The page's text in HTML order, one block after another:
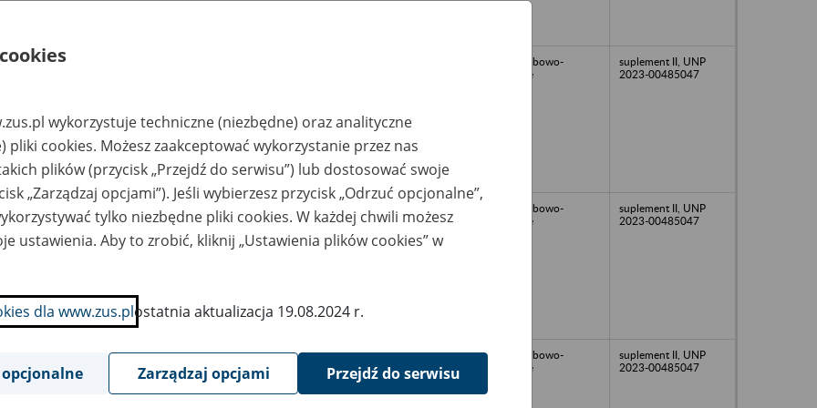
om.pl,
Spółdzielnia
281 663, e-
mail:archiwum@krs.c
om.pl,
sekretariat@krs.com.p
l
akta osobowo-
płacowe
suplement II, UNP
2023-00485047
Związek
Archiwum Krajowej
Rady Spółdzielczej, ul.
Jasna 1, 00-013
Warszawa tel. (22)596
om.pl,
sekretariat@krs.com.p
l
akta osobowo-
płacowe
suplement II, UNP
2023-00485047
w
Archiwum Krajowej
Rady Spółdzielczej, ul.
Jasna 1, 00-013
Warszawa tel. (22)596
akta osobowo-
płacowe
suplement II, UNP
2023-00485047
wykorzystuje techniczne (niezbędne) oraz analityczne
pliki cookies. Możesz zaakceptować wykorzystanie przez nas
plików (przycisk „Przejdź do serwisu”) lub dostosować swoje
„Zarządzaj opcjami”). Jeśli wybierzesz przycisk „Odrzuć opcjonalne”,
tylko niezbędne pliki cookies. W każdej chwili możesz
ustawienia. Aby to zrobić, kliknij „Ustawienia plików cookies” w
dla www.zus.plostatnia aktualizacja 19.08.2024 r.
Zarządzaj opcjami Przejdź do serwisu